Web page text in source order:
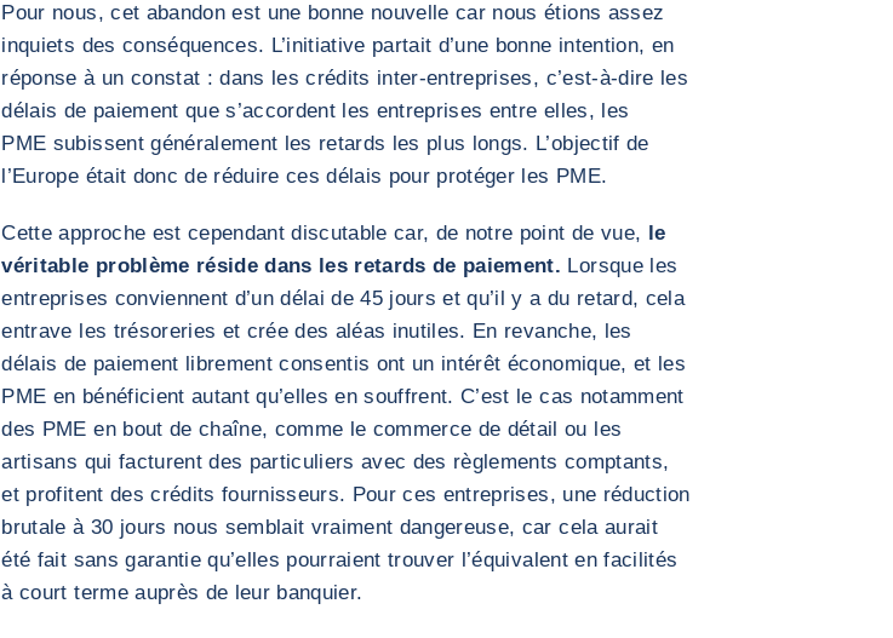
Pour nous, cet abandon est une bonne nouvelle car nous étions assez
inquiets des conséquences. L’initiative partait d’une bonne intention, en
réponse à un constat : dans les crédits inter-entreprises, c’est-à-dire les
délais de paiement que s’accordent les entreprises entre elles, les
PME subissent généralement les retards les plus longs. L’objectif de
l’Europe était donc de réduire ces délais pour protéger les PME.
Cette approche est cependant discutable car, de notre point de vue, le
véritable problème réside dans les retards de paiement. Lorsque les
entreprises conviennent d’un délai de 45 jours et qu’il y a du retard, cela
entrave les trésoreries et crée des aléas inutiles. En revanche, les
délais de paiement librement consentis ont un intérêt économique, et les
PME en bénéficient autant qu’elles en souffrent. C’est le cas notamment
des PME en bout de chaîne, comme le commerce de détail ou les
artisans qui facturent des particuliers avec des règlements comptants,
et profitent des crédits fournisseurs. Pour ces entreprises, une réduction
brutale à 30 jours nous semblait vraiment dangereuse, car cela aurait
été fait sans garantie qu’elles pourraient trouver l’équivalent en facilités
à court terme auprès de leur banquier.